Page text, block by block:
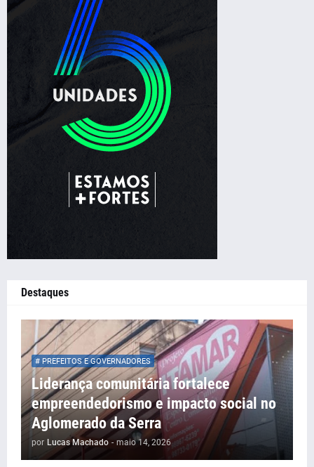
Destaques
# PREFEITOS E GOVERNADORES
Liderança comunitária fortalece
empreendedorismo e impacto social no
Aglomerado da Serra
por Lucas Machado - maio 14, 2026